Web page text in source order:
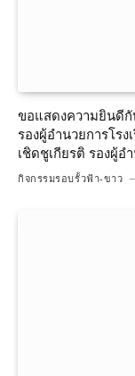
ขอแสดงความยินดี
รองผู้อำนวยการโร
เชิดชูเกียรติ รองผู้อ
กิจกรรมรอบรั้วฟ้า-ขาว